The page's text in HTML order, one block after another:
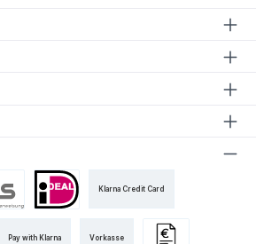
Klarna Credit Card
Pay with Klarna Vorkasse